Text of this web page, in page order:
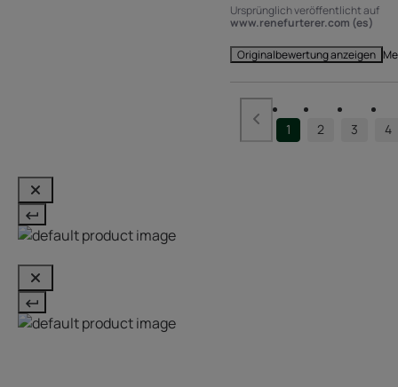
Ursprünglich veröffentlicht auf
www.renefurterer.com (es)
Originalbewertung anzeigen
1 2 3 4